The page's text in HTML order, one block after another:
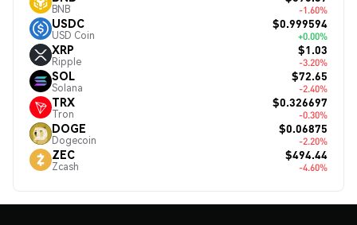
BNB -1.60%
USDC
USD Coin
$0.999594
+0.00%
XRP
Ripple
$1.03
-3.20%
SOL
Solana
$72.65
-2.40%
TRX
Tron
$0.326697
-0.30%
DOGE
Dogecoin
$0.06875
-2.20%
ZEC
Zcash
$494.44
-4.60%